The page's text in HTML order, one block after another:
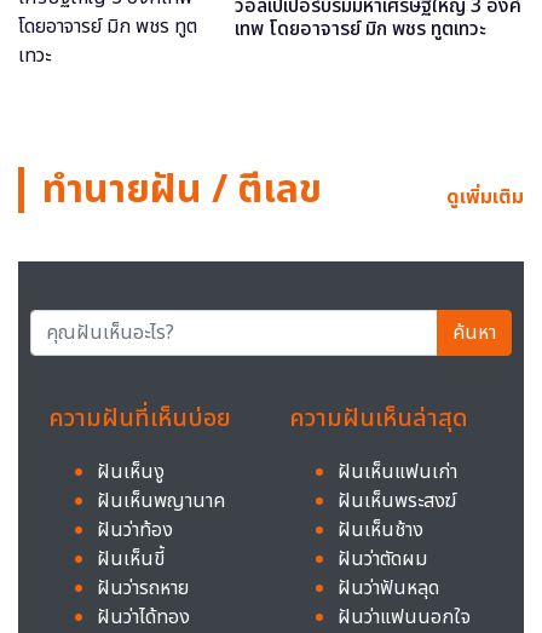
วอลเปเปอร์บรมมหาเศรษฐีใหญ่ 3 องค์
เทพ โดยอาจารย์ มิก พชร ทูตเทวะ
ทำนายฝัน / ตีเลข ดูเพิ่มเติม
ค้นหา
ความฝันที่เห็นบ่อย
ฝันเห็นงู
ฝันเห็นพญานาค
ฝันว่าท้อง
ฝันเห็นขี้
ฝันว่ารถหาย
ฝันว่าได้ทอง
ความฝันเห็นล่าสุด
ฝันเห็นแฟนเก่า
ฝันเห็นพระสงฆ์
ฝันเห็นช้าง
ฝันว่าตัดผม
ฝันว่าฟันหลุด
ฝันว่าแฟนนอกใจ